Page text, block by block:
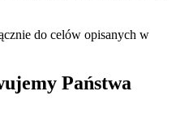
do celów opisanych w
Państwa